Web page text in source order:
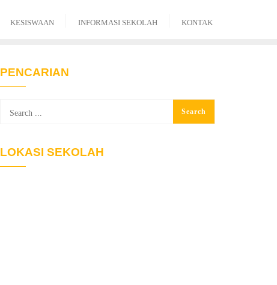
KESISWAAN INFORMASI SEKOLAH KONTAK
PENCARIAN
LOKASI SEKOLAH